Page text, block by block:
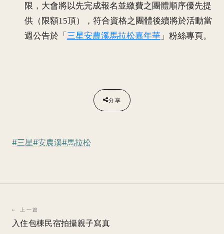
限，大會將以先完成報名並繳費之團體順序優先提
供（限額15頂），符合資格之團體後續將於活動當
週公告於「 三星安農溪馬拉松嘉年華」粉絲專頁。
分享
#三星#安農溪#馬拉松
← 上一篇
入住包棟民宿拍攝親子寫真